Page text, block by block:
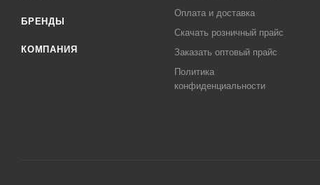
БРЕНДЫ
КОМПАНИЯ
Оплата и доставка
Скачать розничный прайс
Заказать оптовый прайс
Политика
конфиденциальности